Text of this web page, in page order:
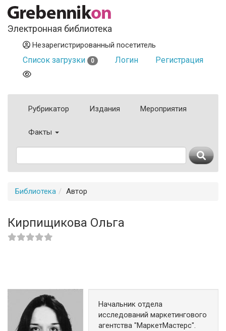
Электронная библиотека
Незарегистрированный посетитель
Список загрузки 0 Логин Регистрация
Рубрикатор Издания Мероприятия
Факты
Библиотека Автор
Кирпищикова Ольга
Начальник отдела
исследований маркетингового
агентства "МаркетМастерс".